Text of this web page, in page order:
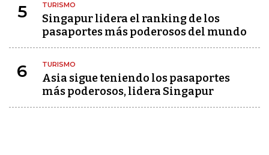
5 TURISMO
Singapur lidera el ranking de los
pasaportes más poderosos del mundo
6 TURISMO
Asia sigue teniendo los pasaportes
más poderosos, lidera Singapur